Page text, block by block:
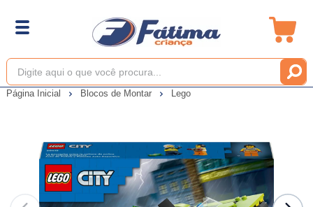
Página Inicial Blocos de Montar Lego